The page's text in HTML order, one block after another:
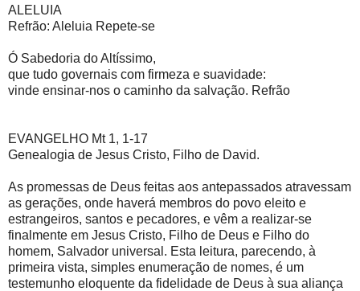
ALELUIA
Refrão: Aleluia Repete-se
Ó Sabedoria do Altíssimo,
que tudo governais com firmeza e suavidade:
vinde ensinar-nos o caminho da salvação. Refrão
EVANGELHO Mt 1, 1-17
Genealogia de Jesus Cristo, Filho de David.
As promessas de Deus feitas aos antepassados atravessam
as gerações, onde haverá membros do povo eleito e
estrangeiros, santos e pecadores, e vêm a realizar-se
finalmente em Jesus Cristo, Filho de Deus e Filho do
homem, Salvador universal. Esta leitura, parecendo, à
primeira vista, simples enumeração de nomes, é um
testemunho eloquente da fidelidade de Deus à sua aliança